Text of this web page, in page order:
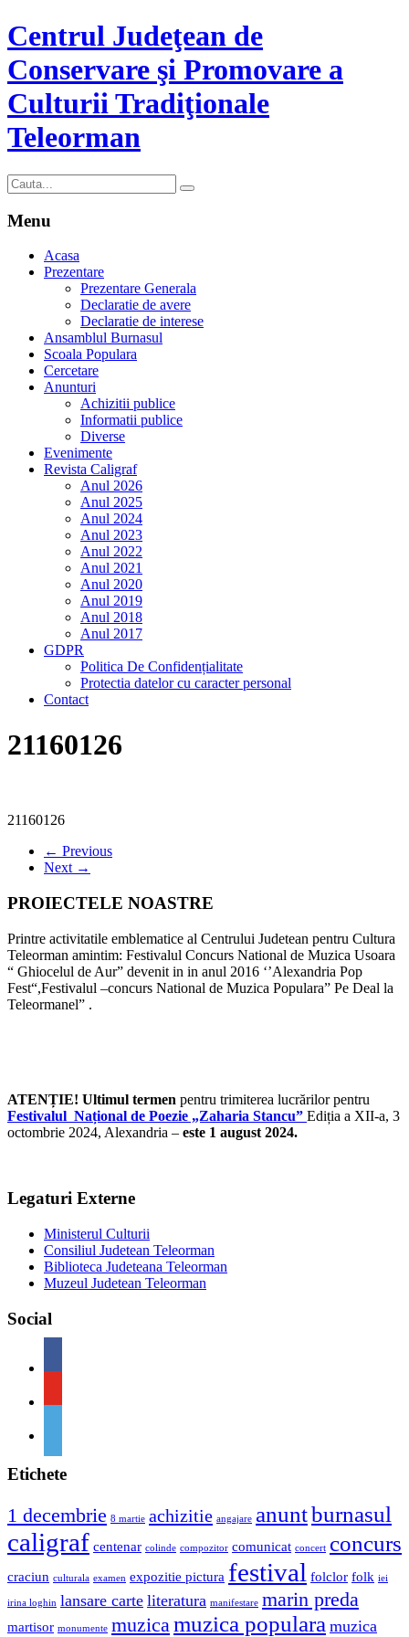
Centrul Judeţean de
Conservare şi Promovare a
Culturii Tradiţionale
Teleorman
Menu
Acasa
Prezentare
Prezentare Generala
Declaratie de avere
Declaratie de interese
Ansamblul Burnasul
Scoala Populara
Cercetare
Anunturi
Achizitii publice
Informatii publice
Diverse
Evenimente
Revista Caligraf
Anul 2026
Anul 2025
Anul 2024
Anul 2023
Anul 2022
Anul 2021
Anul 2020
Anul 2019
Anul 2018
Anul 2017
GDPR
Politica De Confidențialitate
Protectia datelor cu caracter personal
Contact
21160126
21160126
← Previous
Next →
PROIECTELE NOASTRE
Printre activitatile emblematice al Centrului Judetean pentru Cultura
Teleorman amintim: Festivalul Concurs National de Muzica Usoara
“ Ghiocelul de Aur” devenit in in anul 2016 ‘’Alexandria Pop
Fest“,Festivalul –concurs National de Muzica Populara” Pe Deal la
Teleormanel” .
ATENȚIE! Ultimul termen pentru trimiterea lucrărilor pentru
Festivalul Național de Poezie „Zaharia Stancu” Ediția a XII-a, 3
octombrie 2024, Alexandria – este 1 august 2024.
Legaturi Externe
Ministerul Culturii
Consiliul Judetean Teleorman
Biblioteca Judeteana Teleorman
Muzeul Judetean Teleorman
Social
Etichete
1 decembrie 8 martie achizitie angajare anuntburnasul
caligraf centenar colinde compozitor comunicat concert concurs
craciun culturala examen expozitie pictura festival folclor folk iei
irina loghin lansare carte literatura manifestare marin preda
martisor monumente muzica muzica populara muzica